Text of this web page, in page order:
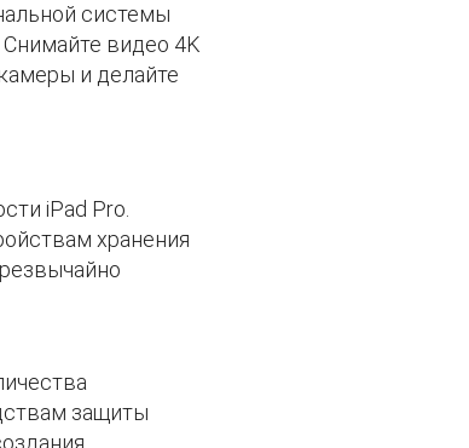
системы
видео 4K
и делайте
iPad Pro.
хранения
защиты